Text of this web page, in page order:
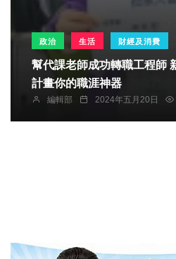
政治 生活 財經及消費
幫代課老師成功轉職工程師 新北市青年全方位就業
計畫你的職涯神器
編輯部 2024年五月20日